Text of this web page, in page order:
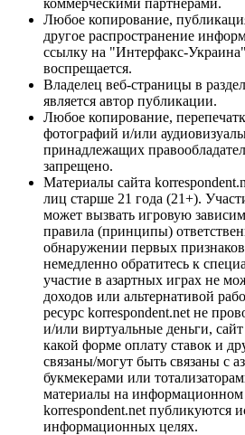
Любое копирование,
другое распространение
ссылку на "Интерфакс-
воспрещается.
Владелец веб-страницы в
является автор публикации.
Любое копирование,
фотографий и/или
принадлежащих
запрещено.
Материалы сайта
лиц старше 21 года (21+).
может вызвать игровую
правила (принципы)
обнаружении первых
немедленно обратитесь к
участие в азартных играх не
доходов или альтернативой
ресурс korrespondent.net не
и/или виртуальные деньги,
какой форме оплату ставок и
связаны/могут быть связаны с
букмекерами или
материалы на информационном
korrespondent.net публикуются
информационных целях.